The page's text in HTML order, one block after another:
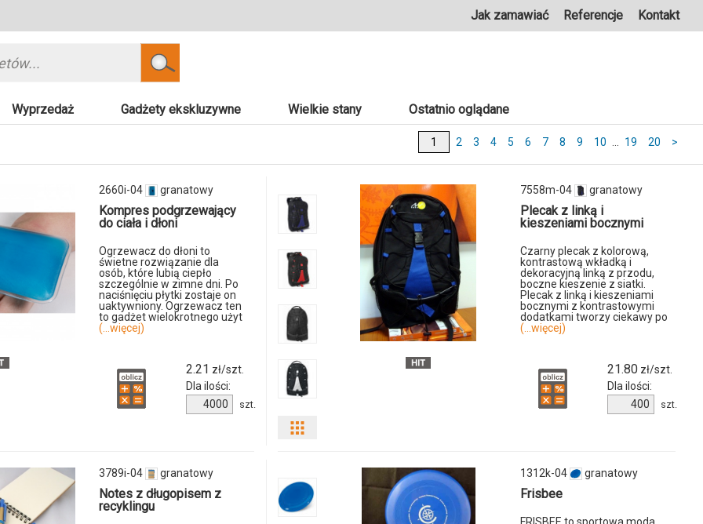
Jak zamawiać Referencje Kontakt
Szukaj
Wyprzedaż Gadżety ekskluzywne Wielkie stany Ostatnio oglądane
2 3 4 5 6 7 8 9 10 19 20 >
2660i-04 granatowy
Kompres podgrzewający
do ciała i dłoni
Ogrzewacz do dłoni to
świetne rozwiązanie dla
osób, które lubią ciepło
szczególnie w zimne dni. Po
naciśnięciu płytki zostaje on
uaktywniony. Ogrzewacz ten
to gadżet wielokrotnego użyt
(...więcej)
2.21 zł/szt.
Dla ilości:
Ilość
produktu
szt.
7558m-04 granatowy
Plecak z linką i
kieszeniami bocznymi
Czarny plecak z kolorową,
kontrastową wkładką i
dekoracyjną linką z przodu,
boczne kieszenie z siatki.
Plecak z linką i kieszeniami
bocznymi z kontrastowymi
dodatkami tworzy ciekawy po
(...więcej)
21.80 zł/szt.
Dla ilości:
produktu
szt.
3789i-04 granatowy
Notes z długopisem z
recyklingu
1312k-04 granatowy
Frisbee